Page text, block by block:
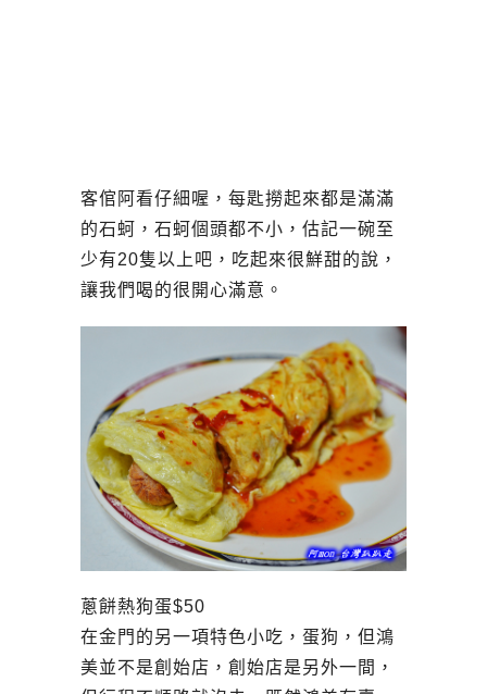
客倌阿看仔細喔，每匙撈起來都是滿滿
的石蚵，石蚵個頭都不小，估記一碗至
少有20隻以上吧，吃起來很鮮甜的說，
讓我們喝的很開心滿意。
蔥餅熱狗蛋$50
在金門的另一項特色小吃，蛋狗，但鴻
美並不是創始店，創始店是另外一間，